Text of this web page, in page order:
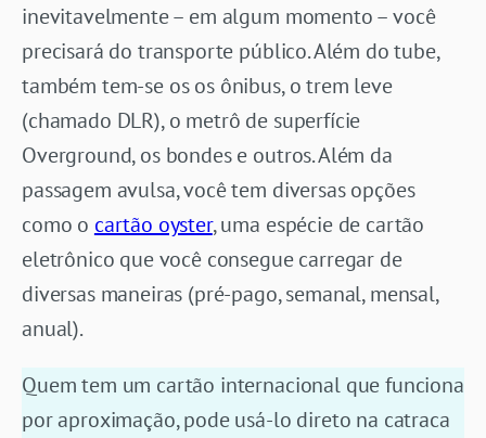
inevitavelmente – em algum momento – você
precisará do transporte público. Além do tube,
também tem-se os os ônibus, o trem leve
(chamado DLR), o metrô de superfície
Overground, os bondes e outros. Além da
passagem avulsa, você tem diversas opções
como o cartão oyster, uma espécie de cartão
eletrônico que você consegue carregar de
diversas maneiras (pré-pago, semanal, mensal,
anual).
Quem tem um cartão internacional que funciona
por aproximação, pode usá-lo direto na catraca